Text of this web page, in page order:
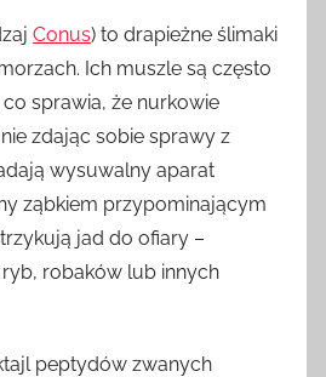
Conus) to drapieżne ślimaki
Ich muszle są często
sprawia, że nurkowie
zdając sobie sprawy z
wysuwalny aparat
ząbkiem przypominającym
jad do ofiary –
robaków lub innych
peptydów zwanych